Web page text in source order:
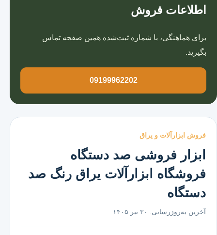
فروش ابزارآلات و یراق
ابزار فروشی صد دستگاه
فروشگاه ابزارآلات یراق رنگ صد
دستگاه
آخرین به‌روزرسانی: ۳۰ تیر ۱۴۰۵
اطلاعات فروش
برای هماهنگی، با شماره ثبت‌شده همین صفحه تماس
بگیرید.
09199962202